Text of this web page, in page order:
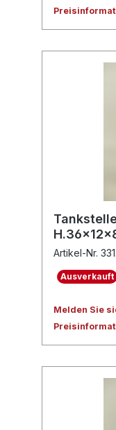
Artikel-Nr.
Ausverkauft
Melden Sie